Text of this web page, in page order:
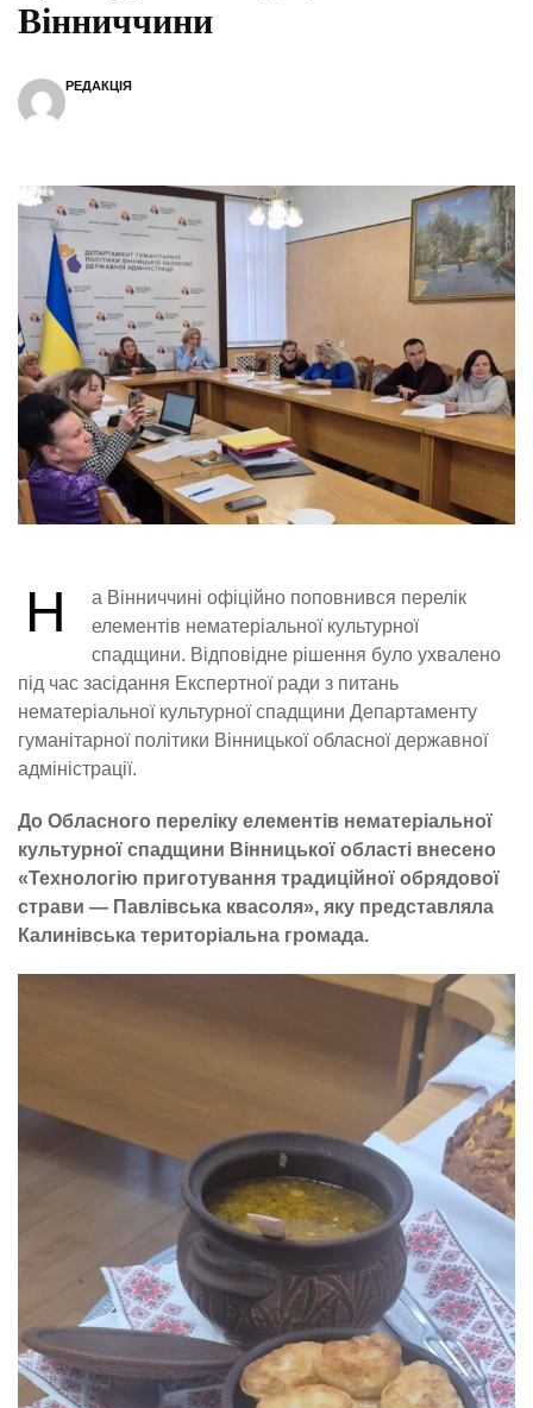
Вінниччини
РЕДАКЦІЯ
Н
а Вінниччині офіційно поповнився перелік
елементів нематеріальної культурної
спадщини. Відповідне рішення було ухвалено
під час засідання Експертної ради з питань
нематеріальної культурної спадщини Департаменту
гуманітарної політики Вінницької обласної державної
адміністрації.
До Обласного переліку елементів нематеріальної
культурної спадщини Вінницької області внесено
«Технологію приготування традиційної обрядової
страви — Павлівська квасоля», яку представляла
Калинівська територіальна громада.